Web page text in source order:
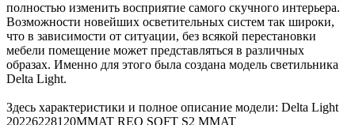
полностью изменить восприятие самого скучного интерьера.
Возможности новейших осветительных систем так широки,
что в зависимости от ситуации, без всякой перестановки
мебели помещение может представляться в различных
образах. Именно для этого была создана модель светильника
Delta Light.
Здесь характеристики и полное описание модели: Delta Light
20226228120MMAT REO SOFT S2 MMAT